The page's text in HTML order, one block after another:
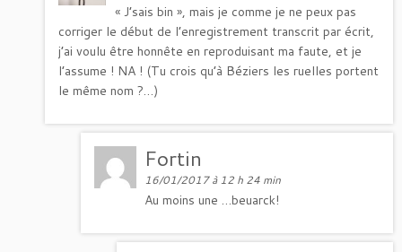
« J’sais bin », mais je comme je ne peux pas
corriger le début de l’enregistrement transcrit par écrit,
j’ai voulu être honnête en reproduisant ma faute, et je
l’assume ! NA ! (Tu crois qu’à Béziers les ruelles portent
le même nom ?…)
Fortin
16/01/2017 à 12 h 24 min
Au moins une …beuarck!